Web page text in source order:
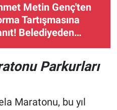
Metin Genç'ten
Tartışmasına
Belediyeden
Parkurları
Maratonu, bu yıl